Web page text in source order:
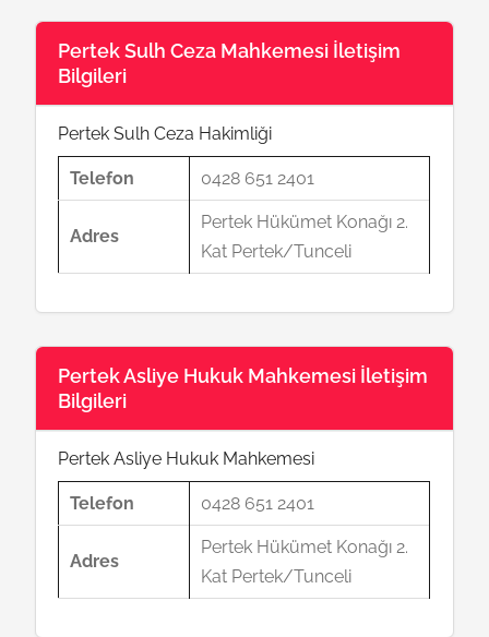
Pertek Sulh Ceza Mahkemesi İletişim
Bilgileri
Pertek Sulh Ceza Hakimliği
Telefon 0428 651 2401
Adres
Pertek Hükümet Konağı 2.
Kat Pertek/Tunceli
Pertek Asliye Hukuk Mahkemesi İletişim
Bilgileri
Pertek Asliye Hukuk Mahkemesi
Telefon 0428 651 2401
Adres
Pertek Hükümet Konağı 2.
Kat Pertek/Tunceli